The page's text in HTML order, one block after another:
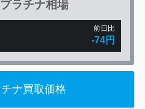
プラチナ相場
前日比
-74円
ナ買取価格